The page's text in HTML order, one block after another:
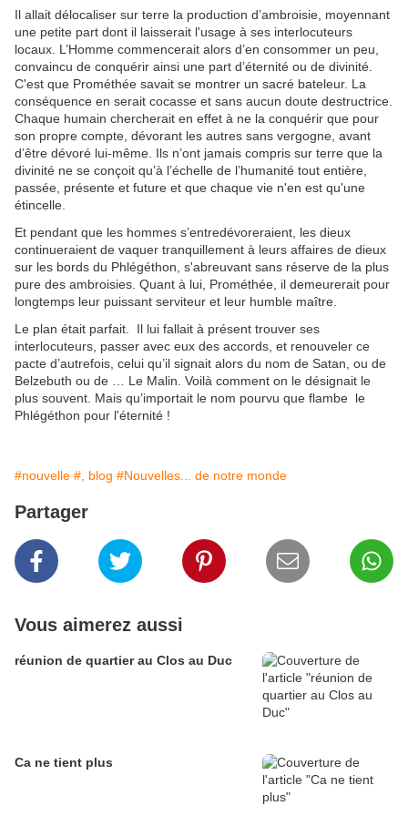
Il allait délocaliser sur terre la production d’ambroisie, moyennant
une petite part dont il laisserait l'usage à ses interlocuteurs
locaux. L’Homme commencerait alors d’en consommer un peu,
convaincu de conquérir ainsi une part d’éternité ou de divinité.
C'est que Prométhée savait se montrer un sacré bateleur. La
conséquence en serait cocasse et sans aucun doute destructrice.
Chaque humain chercherait en effet à ne la conquérir que pour
son propre compte, dévorant les autres sans vergogne, avant
d’être dévoré lui-même. Ils n’ont jamais compris sur terre que la
divinité ne se conçoit qu’à l’échelle de l’humanité tout entière,
passée, présente et future et que chaque vie n'en est qu'une
étincelle.
Et pendant que les hommes s’entredévoreraient, les dieux
continueraient de vaquer tranquillement à leurs affaires de dieux
sur les bords du Phlégéthon, s'abreuvant sans réserve de la plus
pure des ambroisies. Quant à lui, Prométhée, il demeurerait pour
longtemps leur puissant serviteur et leur humble maître.
Le plan était parfait. Il lui fallait à présent trouver ses
interlocuteurs, passer avec eux des accords, et renouveler ce
pacte d’autrefois, celui qu’il signait alors du nom de Satan, ou de
Belzebuth ou de … Le Malin. Voilà comment on le désignait le
plus souvent. Mais qu’importait le nom pourvu que flambe le
Phlégéthon pour l'éternité !
#nouvelle #, blog #Nouvelles... de notre monde
Partager
Vous aimerez aussi
réunion de quartier au Clos au Duc
Ca ne tient plus